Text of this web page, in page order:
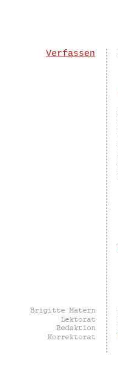
Verfassen